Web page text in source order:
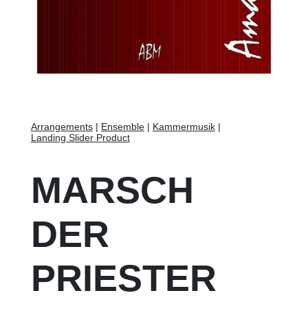
Arrangements| Ensemble| Kammermusik|
Landing Slider Product
MARSCH
DER
PRIESTER